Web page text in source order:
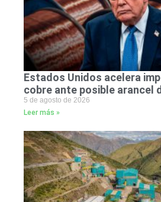
Estados Unidos acelera
cobre ante posible arancel
5 de agosto de 2026
Leer más »